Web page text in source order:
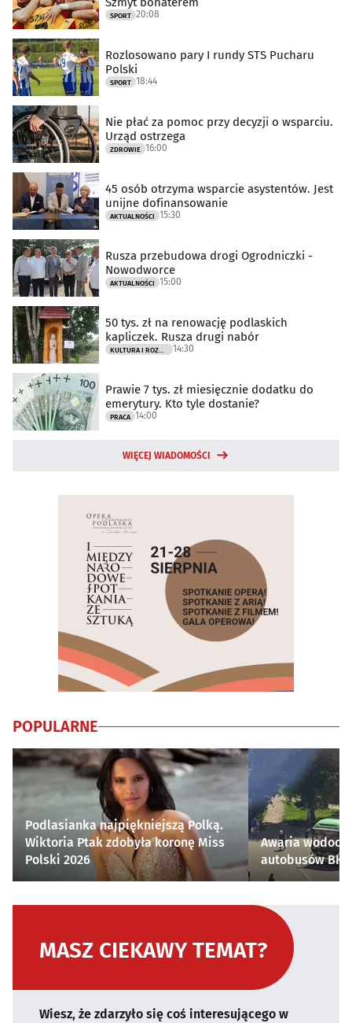
SPORT 20:08
Rozlosowano pary I rundy STS Pucharu
Polski
SPORT 18:44
Nie płać za pomoc przy decyzji o wsparciu.
Urząd ostrzega
ZDROWIE 16:00
45 osób otrzyma wsparcie asystentów. Jest
unijne dofinansowanie
AKTUALNOŚCI 15:30
Rusza przebudowa drogi Ogrodniczki -
Nowodworce
AKTUALNOŚCI 15:00
50 tys. zł na renowację podlaskich
kapliczek. Rusza drugi nabór
14:30
Prawie 7 tys. zł miesięcznie dodatku do
emerytury. Kto tyle dostanie?
PRACA 14:00
WIĘCEJ WIADOMOŚCI
POPULARNE
Podlasianka najpiękniejszą Polką.
Wiktoria Ptak zdobyła koronę Miss
Polski 2026
Awaria
autobusów
MASZ CIEKAWY TEMAT?
Wiesz, że zdarzyło się coś interesującego w